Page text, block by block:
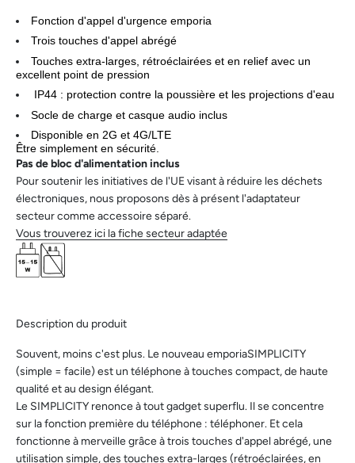
Fonction d'appel d'urgence emporia
Trois touches d'appel abrégé
Touches extra-larges, rétroéclairées et en relief avec un
excellent point de pression
IP44 : protection contre la poussière et les projections d'eau
Socle de charge et casque audio inclus
Disponible en 2G et 4G/LTE
Être simplement en sécurité.
Pas de bloc d'alimentation inclus
Pour soutenir les initiatives de l'UE visant à réduire les déchets
électroniques, nous proposons dès à présent l'adaptateur
secteur comme accessoire séparé.
Vous trouverez ici la fiche secteur adaptée
Description du produit
Souvent, moins c'est plus. Le nouveau emporiaSIMPLICITY
(simple = facile) est un téléphone à touches compact, de haute
qualité et au design élégant.
Le SIMPLICITY renonce à tout gadget superflu. Il se concentre
sur la fonction première du téléphone : téléphoner. Et cela
fonctionne à merveille grâce à trois touches d'appel abrégé, une
utilisation simple, des touches extra-larges (rétroéclairées, en